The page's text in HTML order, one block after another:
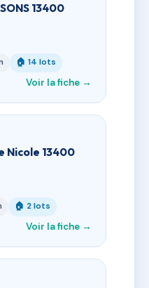
13400
🏠 14 lots
Voir la fiche →
Nicole 13400
🏠 2 lots
Voir la fiche →